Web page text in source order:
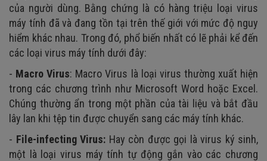
của người dùng. Bằng chứng là có hàng triệu loại virus
máy tính đã và đang tồn tại trên thế giới với mức độ nguy
hiểm khác nhau. Trong đó, phổ biến nhất có lẽ phải kể đến
các loại virus máy tính dưới đây:
- Macro Virus: Macro Virus là loại virus thường xuất hiện
trong các chương trình như Microsoft Word hoặc Excel.
Chúng thường ẩn trong một phần của tài liệu và bắt đầu
lây lan khi tệp tin được chuyển sang các máy tính khác.
- File-infecting Virus: Hay còn được gọi là virus ký sinh,
một là loại virus máy tính tự động gắn vào các chương